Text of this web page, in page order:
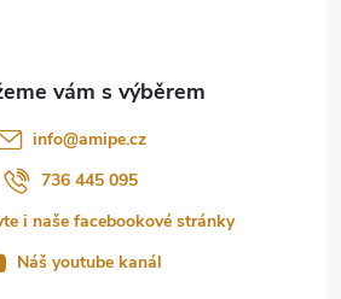
info@amipe.cz
736 445 095
i naše facebookové stránky
Náš youtube kanál